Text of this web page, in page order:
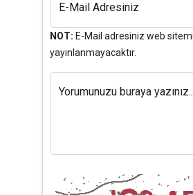
E-Mail Adresiniz
NOT: E-Mail adresiniz web
yayınlanmayacaktır.
Yorumunuzu buraya